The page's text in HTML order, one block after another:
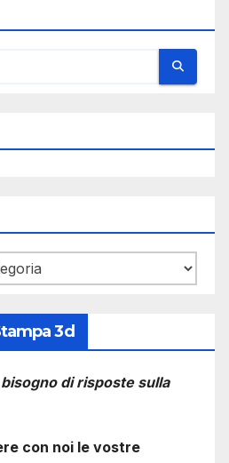
3d
di risposte sulla
con noi le vostre